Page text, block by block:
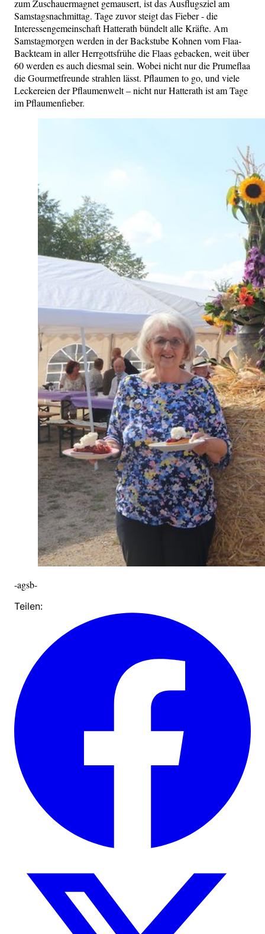
zum Zuschauermagnet gemausert, ist das Ausflugsziel am
Samstagsnachmittag. Tage zuvor steigt das Fieber - die
Interessengemeinschaft Hatterath bündelt alle Kräfte. Am
Samstagmorgen werden in der Backstube Kohnen vom Flaa-
Backteam in aller Herrgottsfrühe die Flaas gebacken, weit über
60 werden es auch diesmal sein. Wobei nicht nur die Prumeflaa
die Gourmetfreunde strahlen lässt. Pflaumen to go, und viele
Leckereien der Pflaumenwelt – nicht nur Hatterath ist am Tage
im Pflaumenfieber.
-agsb-
Teilen: